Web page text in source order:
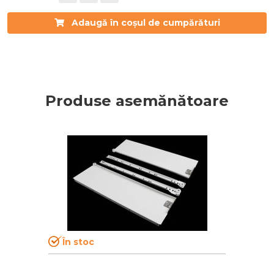
Adaugă în coșul de cumpărături
Produse asemănătoare
În stoc